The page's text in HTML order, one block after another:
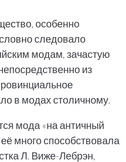
особенно
следовало
модам, зачастую
из
в модах столичному.
мода «на античный
много способствовала
Л. Виже-Лебрэн,